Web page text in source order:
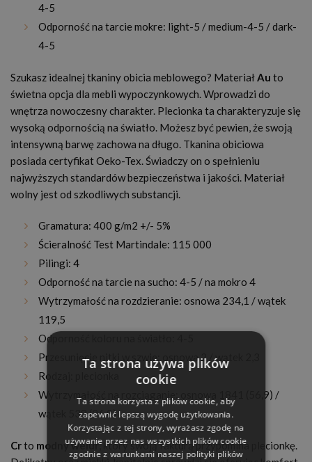
4-5
Odporność na tarcie mokre: light-5 / medium-4-5 / dark-
4-5
Szukasz idealnej tkaniny obicia meblowego? MateriałAu to
świetna opcja dla mebli wypoczynkowych. Wprowadzi do
wnętrza nowoczesny charakter. Plecionka ta charakteryzuje się
wysoką odpornością na światło. Możesz być pewien, że swoją
intensywną barwę zachowa na długo. Tkanina obiciowa
posiada certyfikat Oeko-Tex. Świadczy on o spełnieniu
najwyższych standardów bezpieczeństwa i jakości. Materiał
wolny jest od szkodliwych substancji.
Gramatura: 400 g/m2 +/- 5%
Ścieralność Test Martindale: 115 000
Pilingi: 4
Odporność na tarcie na sucho: 4-5 / na mokro 4
Wytrzymałość na rozdzieranie: osnowa 234,1 / wątek
119,5
Odporność koloru na światło: 4-5
Przesunięcie nitki w szwie: osnowa 2 / wątek 2,3
Rodzaj: plecionka
Wytrzymałość na rozciąganie: osnowa 1841 (56,9) /
wątek 538 (36,0)
Crto modny welur, który swoją fakturą przypomina plecionkę.
Ta strona używa plików
cookie
Ta strona korzysta z plików cookie, aby
zapewnić lepszą wygodę użytkowania.
Korzystając z tej strony, wyrażasz zgodę na
używanie przez nas wszystkich plików cookie
zgodnie z warunkami naszej polityki plików